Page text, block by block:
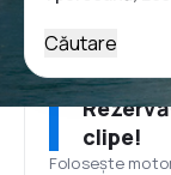
Căutare
clipe!
Folosește